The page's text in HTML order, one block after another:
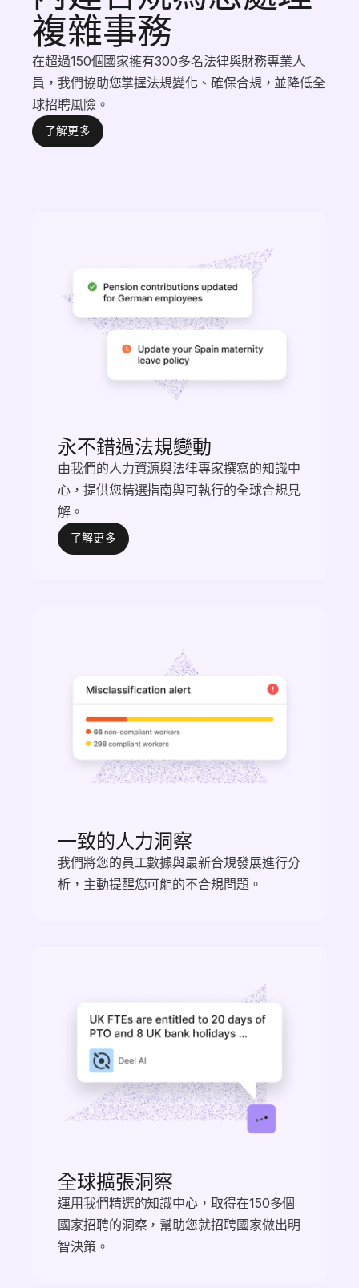
複雜事務
在超過150個國家擁有300多名法律與財務專業人
員，我們協助您掌握法規變化、確保合規，並降低全
球招聘風險。
了解更多
永不錯過法規變動
由我們的人力資源與法律專家撰寫的知識中
心，提供您精選指南與可執行的全球合規見
解。
了解更多
一致的人力洞察
我們將您的員工數據與最新合規發展進行分
析，主動提醒您可能的不合規問題。
全球擴張洞察
運用我們精選的知識中心，取得在150多個
國家招聘的洞察，幫助您就招聘國家做出明
智決策。